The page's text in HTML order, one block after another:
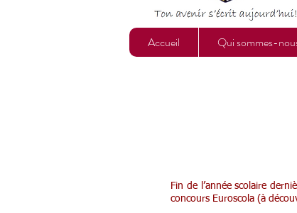
Accueil Qui sommes-
Fin de l’année scolaire
concours Euroscola (à